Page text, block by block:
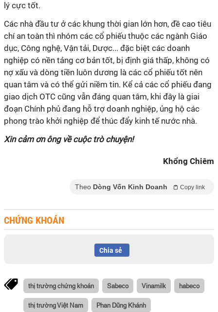
lý cực tốt.
Các nhà đầu tư ở các khung thời gian lớn hơn, đề cao tiêu
chí an toàn thì nhóm các cổ phiếu thuộc các ngành Giáo
dục, Công nghệ, Vận tải, Dược... đặc biệt các doanh
nghiệp có nền tảng cơ bản tốt, bị định giá thấp, không có
nợ xấu và dòng tiền luôn dương là các cổ phiếu tốt nên
quan tâm và có thể gửi niềm tin. Kể cả các cổ phiếu đang
giao dịch OTC cũng vẫn đáng quan tâm, khi đây là giai
đoạn Chính phủ đang hỗ trợ doanh nghiệp, ủng hộ các
phong trào khởi nghiệp để thúc đẩy kinh tế nước nhà.
Xin cảm ơn ông về cuộc trò chuyện!
Khổng Chiêm
Theo Dòng Vốn Kinh Doanh Copy link
CHỨNG KHOÁN
Chia sẻ
thị trường chứng khoán Sabeco Vinamilk habeco
thị trường Việt Nam Phan Dũng Khánh